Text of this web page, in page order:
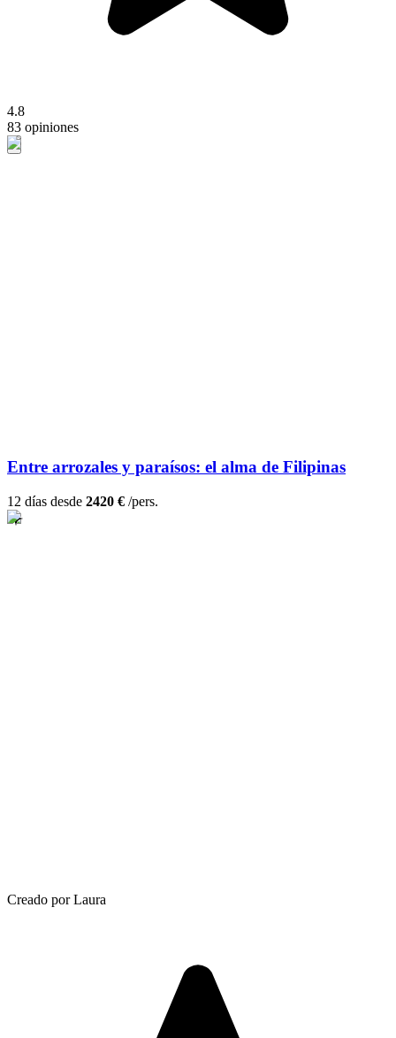
4.8
83 opiniones
Entre arrozales y paraísos: el alma de Filipinas
12 días desde 2420 € /pers.
Creado por Laura